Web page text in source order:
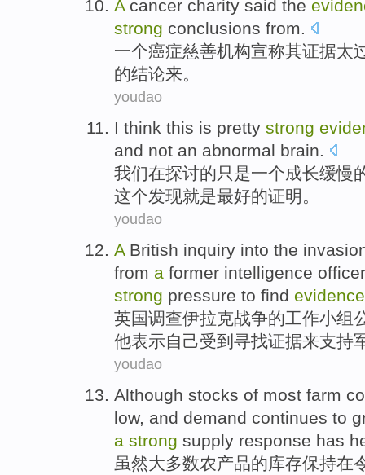
A cancer charity said the
strong conclusions from.
一个癌症慈善机构宣称其证据太
的结论来。
youdao
I think this is pretty strong
and not an abnormal brain.
我们在探讨的只是一个成长缓慢
这个发现就是最好的证明 。
youdao
A British inquiry into the
from a former intelligence
strong pressure to find evidence
英国调查伊拉克战争的工作小组
他表示自己受到 寻找证据来支持
youdao
Although stocks of most farm
low, and demand continues to
a strong supply response has
虽然大多数农产品的库存保持在